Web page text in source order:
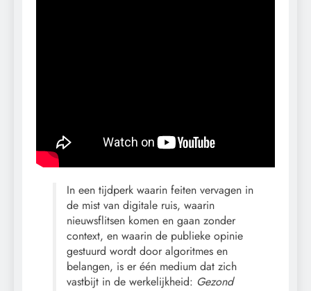
In een tijdperk waarin feiten vervagen in
de mist van digitale ruis, waarin
nieuwsflitsen komen en gaan zonder
context, en waarin de publieke opinie
gestuurd wordt door algoritmes en
belangen, is er één medium dat zich
vastbijt in de werkelijkheid: Gezond